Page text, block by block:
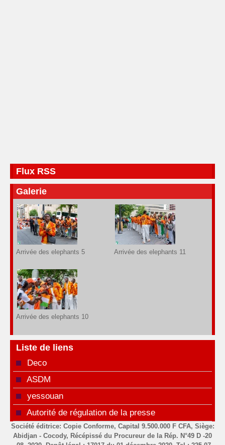
Flux RSS
Galerie
Arrivée des elephants 5 Arrivée des elephants 11
Arrivée des elephants 10
Liste de liens
Deco
ASDM
yessouan
Autorité de régulation de la presse
Société éditrice: Copie Conforme, Capital 9.500.000 F CFA, Siège:
Abidjan - Cocody, Récépissé du Procureur de la Rép. N°49 D -20